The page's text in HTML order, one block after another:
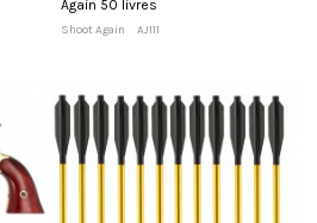
Again 50 livres
Shoot Again AJ111